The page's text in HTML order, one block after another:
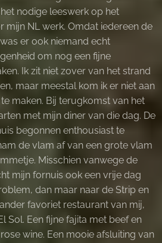
nodige leeswerk op het
mijn NL werk. Omdat iedereen de
er ook niemand echt
om nog een fijne
Ik zit niet zover van het strand
maar meestal kom ik er niet aan
maken. Bij terugkomst van het
met mijn diner van die dag. De
begonnen enthousiast te
de vlam af van een grote vlam
Misschien vanwege de
mijn fornuis ook een vrije dag
dan maar naar de Strip en
favoriet restaurant van mij,
Sol. Een fijne fajita met beef en
wine. Een mooie afsluiting van